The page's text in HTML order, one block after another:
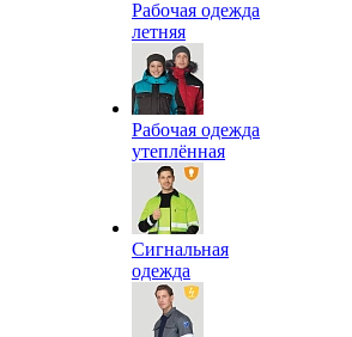
Рабочая одежда
летняя
Рабочая одежда
утеплённая
Сигнальная
одежда